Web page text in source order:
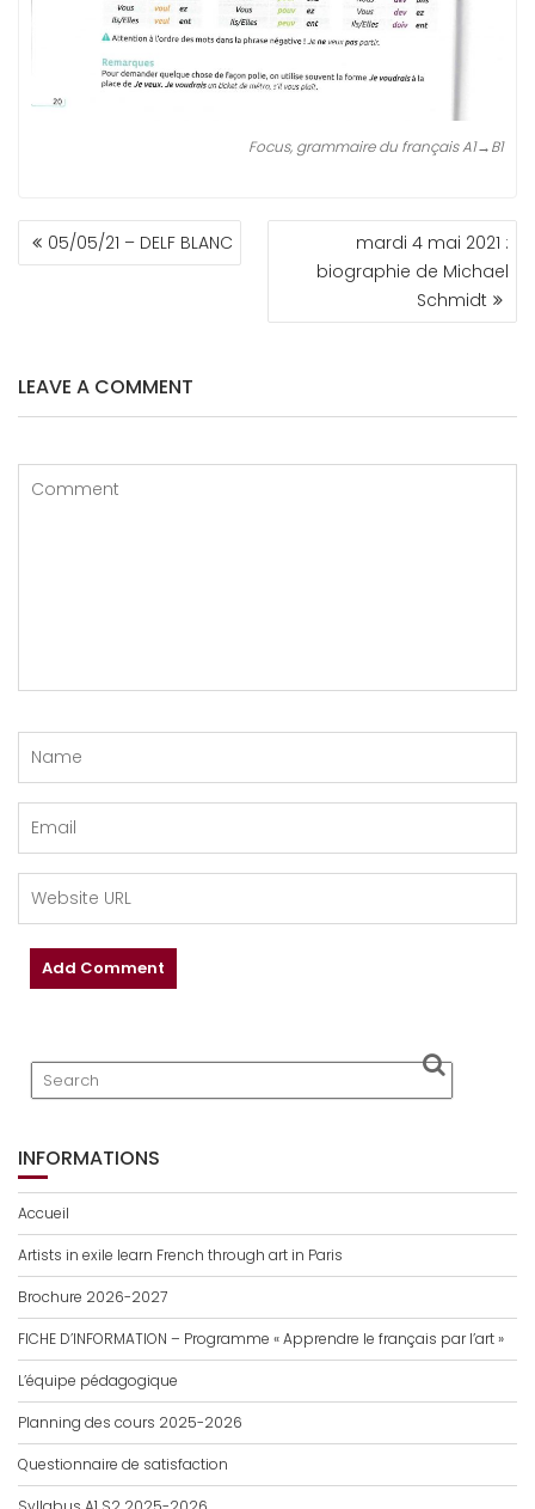
Focus, grammaire du français A1→B1
NAVIGATION
DE05/05/21 – DELF BLANC
mardi 4 mai 2021 :
biographie de Michael
Schmidt
LEAVE A COMMENT
INFORMATIONS
Accueil
Artists in exile learn French through art in Paris
Brochure 2026-2027
FICHE D’INFORMATION – Programme « Apprendre le français par l’art »
L’équipe pédagogique
Planning des cours 2025-2026
Questionnaire de satisfaction